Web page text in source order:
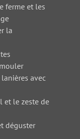
ferme et les
la
avec
et le zeste de
déguster